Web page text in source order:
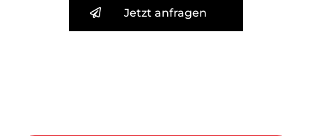
Jetzt anfragen